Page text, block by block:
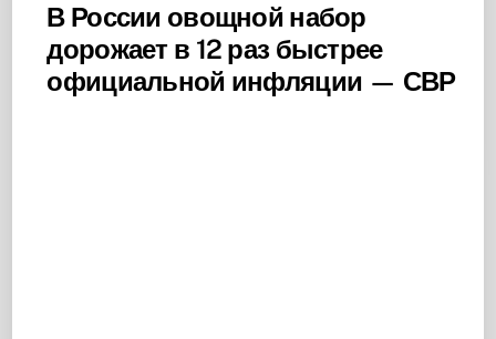
В России овощной набор
дорожает в 12 раз быстрее
официальной инфляции — СВР